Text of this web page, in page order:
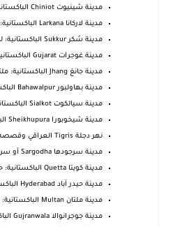
مدينة شينيوت Chiniot الباكستانية: مدينة الفنون، سح...
مدينة لاركانا Larkana الباكستانية: مهد الحضارة وقل...
مدينة سُكر Sukkur الباكستانية: لؤلؤة السند وحارسة ...
مدينة غوجرات Gujarat الباكستانية: مدينة السيوف وال...
مدينة جانغ Jhang الباكستانية: ملتقى النهرين وأرض ا...
مدينة بهاولبور Bahawalpur الباكستانية: لؤلؤة الصحر...
مدينة سيالكوت Sialkot الباكستانية: عاصمة الصناعة ا...
مدينة شيخوبورا Sheikhupura الباكستانية: مدينة القل...
نهر دجلة Tigris العراقي وقصصه التراثية : وما علاقت...
مدينة سرجودها Sargodha أو سرغودها الباكستانية: مدي...
مدينة كويتا Quetta الباكستانية: حارسة ممر بولان وم...
مدينة حيدر آباد Hyderabad الباكستانية: عروس السند ...
مدينة ملتان Multan الباكستانية: مدينة الأولياء وجو...
مدينة جوجرانوالا Gujranwala الباكستانية: مدينة الم...